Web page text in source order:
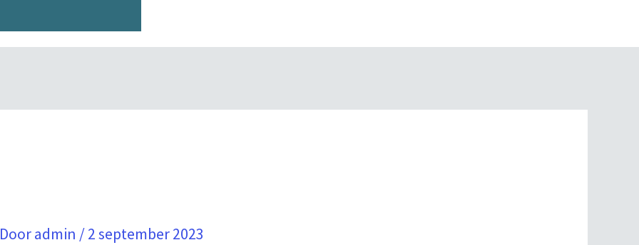
admin /2 september 2023